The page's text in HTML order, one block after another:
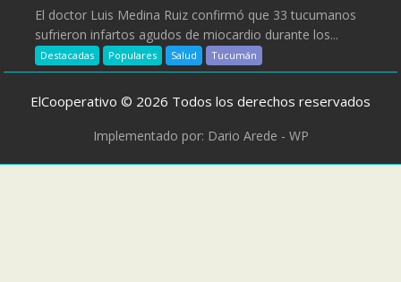
El doctor Luis Medina Ruiz confirmó que 33 tucumanos
sufrieron infartos agudos de miocardio durante los...
Destacadas Populares Salud Tucumán
ElCooperativo © 2026 Todos los derechos reservados